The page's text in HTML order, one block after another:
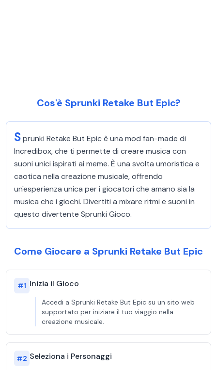
Cos'è Sprunki Retake But Epic?
Sprunki Retake But Epic è una mod fan-made di
Incredibox, che ti permette di creare musica con
suoni unici ispirati ai meme. È una svolta umoristica e
caotica nella creazione musicale, offrendo
un'esperienza unica per i giocatori che amano sia la
musica che i giochi. Divertiti a mixare ritmi e suoni in
questo divertente Sprunki Gioco.
Come Giocare a Sprunki Retake But Epic
#1 Inizia il Gioco
Accedi a Sprunki Retake But Epic su un sito web
supportato per iniziare il tuo viaggio nella
creazione musicale.
#2 Seleziona i Personaggi